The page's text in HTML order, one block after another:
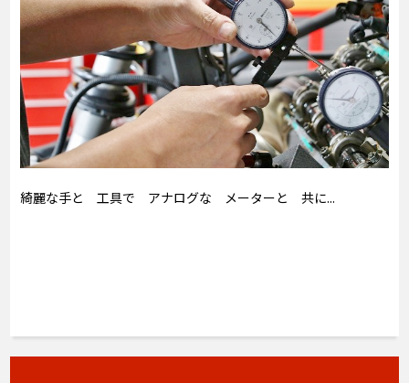
綺麗な手と 工具で アナログな メーターと 共に...